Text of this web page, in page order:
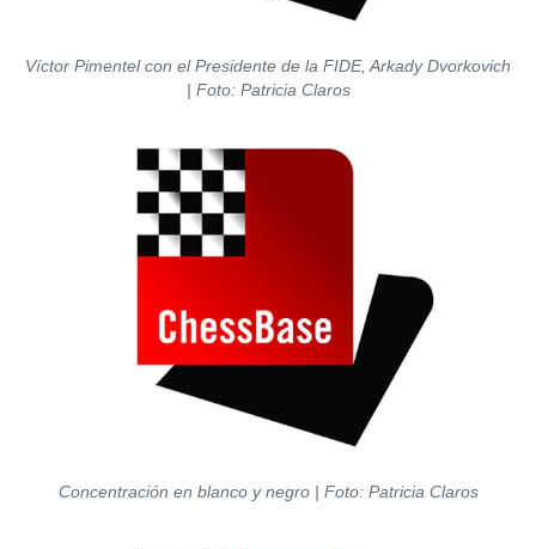
Víctor Pimentel con el Presidente de la FIDE, Arkady Dvorkovich
| Foto: Patricia Claros
Concentración en blanco y negro | Foto: Patricia Claros